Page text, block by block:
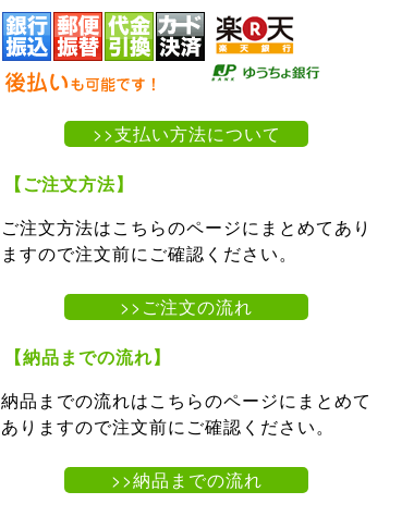
>>支払い方法について
【ご注文方法】
ご注文方法はこちらのページにまとめてあり
ますので注文前にご確認ください。
>>ご注文の流れ
【納品までの流れ】
納品までの流れはこちらのページにまとめて
ありますので注文前にご確認ください。
>>納品までの流れ